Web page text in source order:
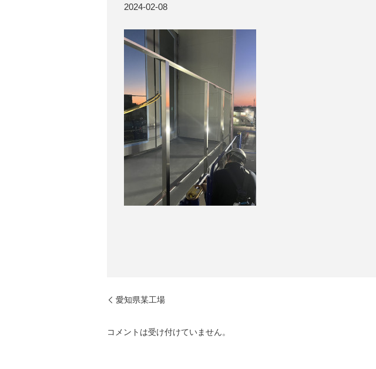
2024-02-08
愛知県某工場
コメントは受け付けていません。